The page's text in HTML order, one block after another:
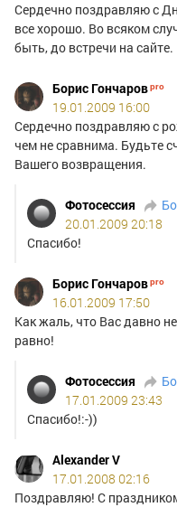
Сердечно поздравляю с
все хорошо. Во всяком
быть, до встречи на сайте.
Борис Гончаров
19.01.2009 16:00
Сердечно поздравляю с
чем не сравнима. Будьте
Вашего возвращения.
Фотосессия
20.01.2009 20:18
Спасибо!
Борис Гончаров
16.01.2009 17:50
Как жаль, что Вас давно
равно!
Фотосессия
17.01.2009 23:43
Спасибо!:-))
Alexander V
17.01.2008 02:16
Поздравляю! С